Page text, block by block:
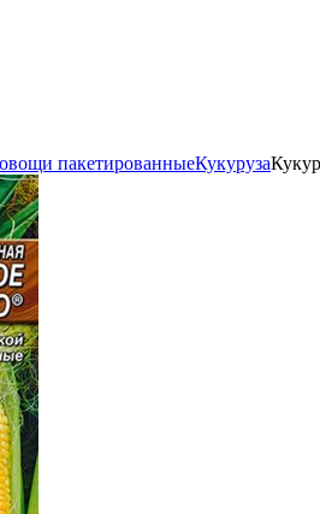
пакетированныеКукуруза